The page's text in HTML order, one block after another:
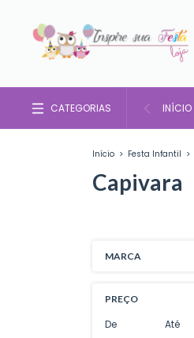
CATEGORIAS INÍCIO
Início > Festa Infantil >
Capivara
MARCA
PREÇO
De Até